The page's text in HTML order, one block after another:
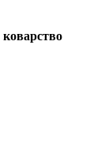
коварство